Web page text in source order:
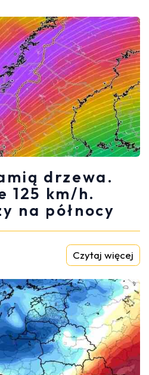
drzewa.
125 km/h.
na północy
Czytaj więcej